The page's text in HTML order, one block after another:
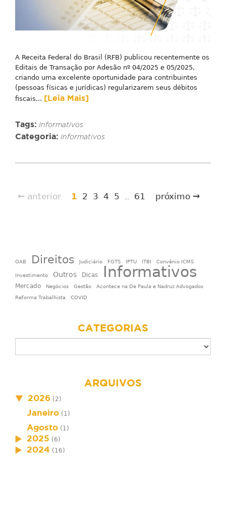
A Receita Federal do Brasil (RFB) publicou recentemente os
Editais de Transação por Adesão nº 04/2025 e 05/2025,
criando uma excelente oportunidade para contribuintes
(pessoas físicas e jurídicas) regularizarem seus débitos
fiscais... [Leia Mais]
Tags: Informativos
Categoria: Informativos
← anterior 1 2 3 4 5 ... 61 próximo →
OAB Direitos Judiciário FGTS IPTU ITBI Convênio ICMS
Investimento Outros Dicas Informativos
Mercado Negócios Gestão
Acontece na De Paula e Nadruz Advogados
Reforma Trabalhista
COVID
CATEGORIAS
ARQUIVOS
2026 (2)
Janeiro (1)
Agosto (1)
2025 (6)
2024 (16)